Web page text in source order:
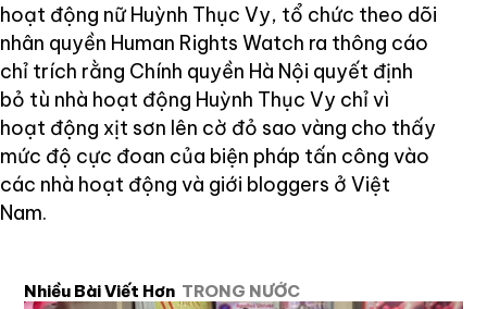
hoạt động nữ Huỳnh Thục Vy, tổ chức theo dõi
nhân quyền Human Rights Watch ra thông cáo
chỉ trích rằng Chính quyền Hà Nội quyết định
bỏ tù nhà hoạt động Huỳnh Thục Vy chỉ vì
hoạt động xịt sơn lên cờ đỏ sao vàng cho thấy
mức độ cực đoan của biện pháp tấn công vào
các nhà hoạt động và giới bloggers ở Việt
Nam.
Nhiều Bài Viết Hơn TRONG NƯỚC